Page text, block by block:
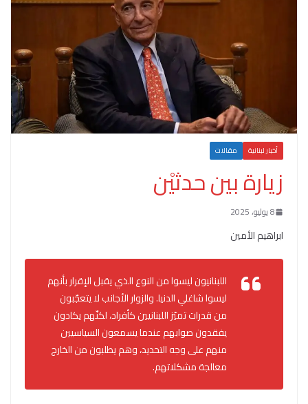
أخبار لبنانية مقالات
زيارة بين حدثيْن
8 يوليو، 2025
ابراهيم الأمين
اللبنانيون ليسوا من النوع الذي يقبل الإقرار بأنهم
ليسوا شاغلي الدنيا. والزوار الأجانب لا يتعجّبون
من قدرات تميّز اللبنانيين كأفراد، لكنّهم يكادون
يفقدون صوابهم عندما يسمعون السياسيين
منهم على وجه التحديد، وهم يطلبون من الخارج
معالجة مشكلاتهم.